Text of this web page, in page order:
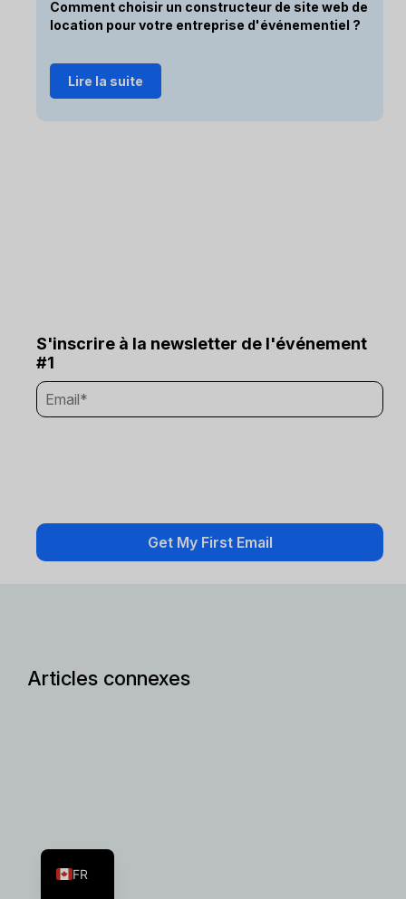
Comment choisir un constructeur de site web de
location pour votre entreprise d'événementiel ?
Lire la suite
S'inscrire à la newsletter de l'événement
#1
Articles connexes
FR